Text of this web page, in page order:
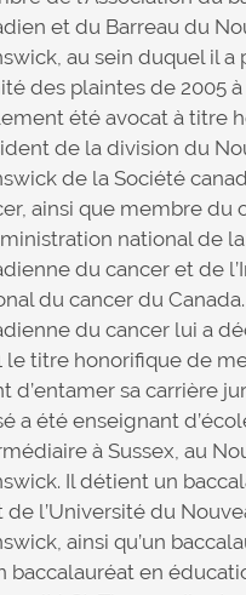
et du Barreau du
au sein duquel il a
des plaintes de 2005 à
été avocat à titre
de la division du
de la Société
ainsi que membre du
national de
du cancer et de
du cancer du
du cancer lui a
le titre honorifique de
d’entamer sa carrière
a été enseignant
à Sussex, au
Il détient un
de l’Université du
ainsi qu’un
baccalauréat en